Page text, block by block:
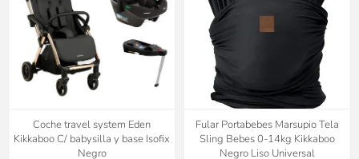
Coche travel system Eden
Kikkaboo C/ babysilla y base Isofix
Negro
Fular Portabebes Marsupio Tela
Sling Bebes 0-14kg Kikkaboo
Negro Liso Universal